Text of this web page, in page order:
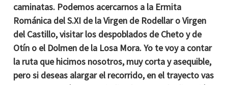
caminatas. Podemos acercarnos a la Ermita
Románica del S.XI de la Virgen de Rodellar o Virgen
del Castillo, visitar los despoblados deChetoy de
Otín o el Dolmen de la Losa Mora. Yo te voy a contar
la ruta que hicimos nosotros, muy corta y asequible,
pero si deseas alargar el recorrido, en el trayecto vas